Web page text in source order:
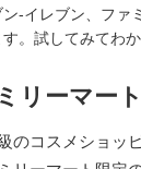
ン-イレブン、ファ
す。試してみてわ
リーマー
のコスメショッ